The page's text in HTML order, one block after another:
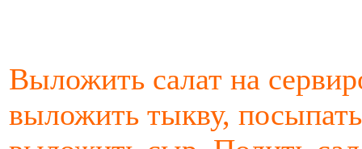
Выложить салат на
выложить тыкву,